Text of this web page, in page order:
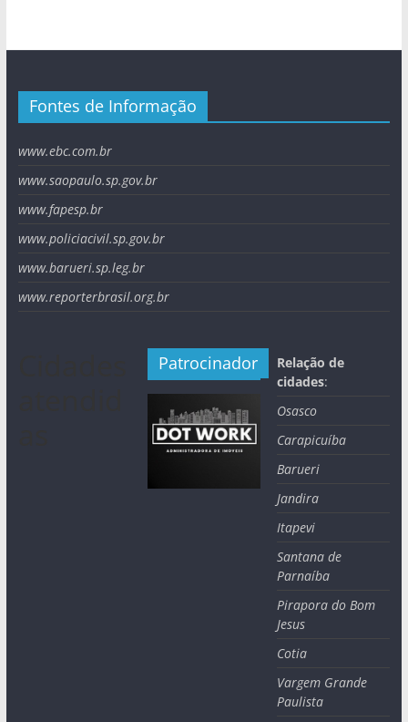
Fontes de Informação
www.ebc.com.br
www.saopaulo.sp.gov.br
www.fapesp.br
www.policiacivil.sp.gov.br
www.barueri.sp.leg.br
www.reporterbrasil.org.br
Patrocinador
Relação de
cidades:
Osasco
Carapicuíba
Barueri
Jandira
Itapevi
Santana de
Parnaíba
Pirapora do Bom
Jesus
Cotia
Vargem Grande
Paulista